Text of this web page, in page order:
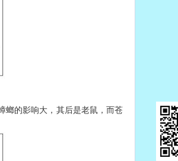
螂的影响大，其后是老鼠，而苍